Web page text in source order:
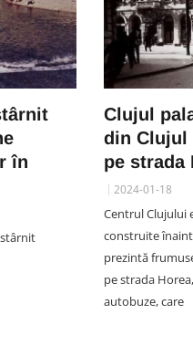
în
Clujul
din Clujul
pe strada
2024-01-18
Centrul Clujului
construite
prezintă
pe strada
autobuze, care